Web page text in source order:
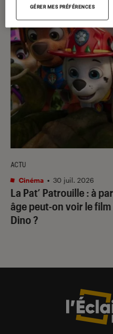
La Pat’ Patrouille: à
âge peut-on voir le film
Dino?
ACTU
Cinéma • 30 juil. 2026
GÉRER MES PRÉFÉRENCES